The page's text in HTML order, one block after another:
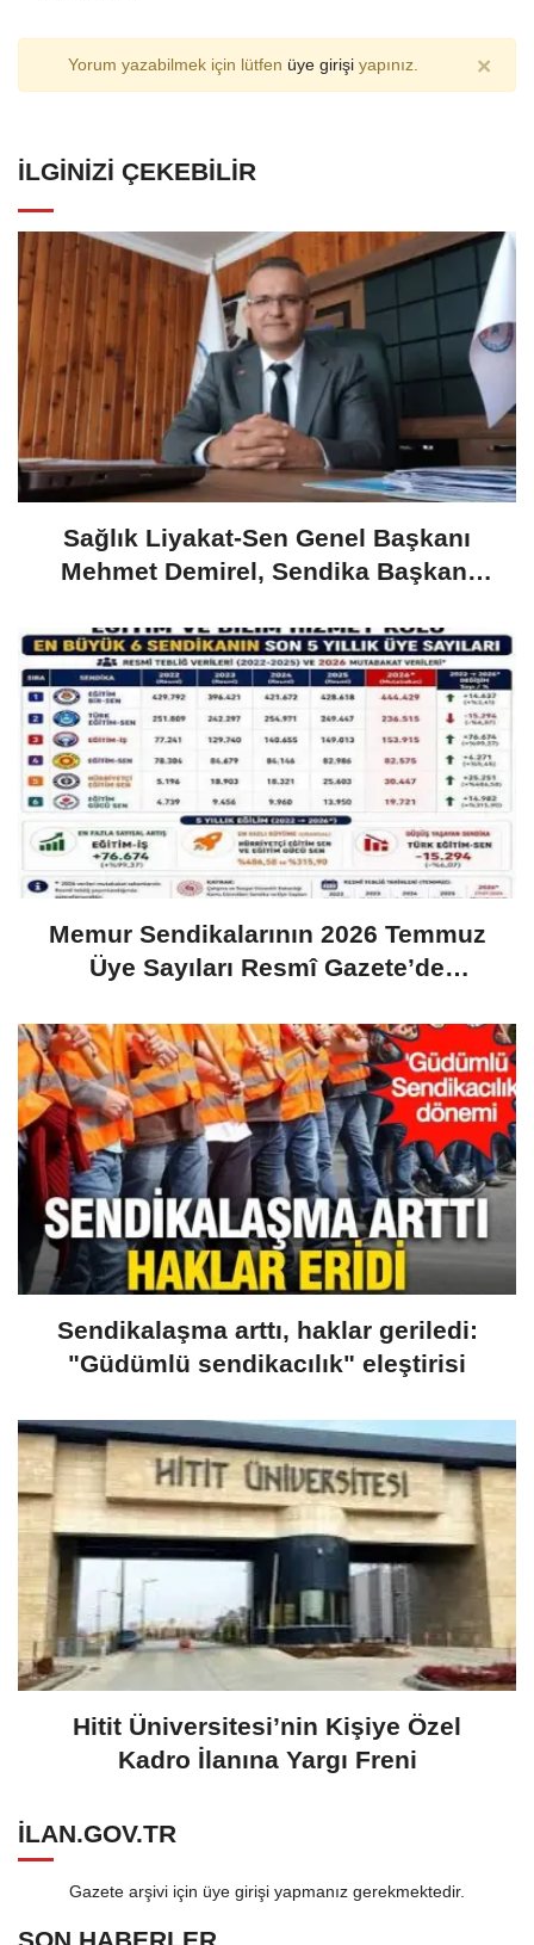
Yorum yazabilmek için lütfen üye girişiyapınız. ×
İLGINIZI ÇEKEBILIR
​Sağlık Liyakat-Sen Genel Başkanı
Mehmet Demirel, Sendika Başkanı
Memur Sendikalarının 2026 Temmuz
Üye Sayıları Resmî Gazete’de
Sendikalaşma arttı, haklar geriledi:
"Güdümlü sendikacılık" eleştirisi
Hitit Üniversitesi’nin Kişiye Özel
Kadro İlanına Yargı Freni
ILAN.GOV.TR
Gazete arşivi için üye girişi yapmanız gerekmektedir.